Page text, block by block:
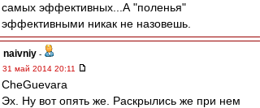
самых эффективных...А "поленья"
эффективными никак не назовешь.
naivniy -
31 май 2014 20:11
CheGuevara
Эх. Ну вот опять же. Раскрылись же при нем